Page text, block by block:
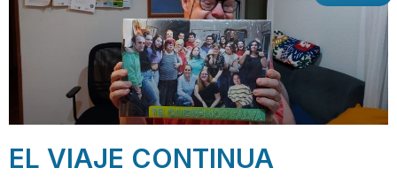
EL VIAJE CONTINUA